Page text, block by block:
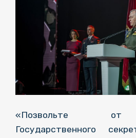
«Позвольте от
Государственного